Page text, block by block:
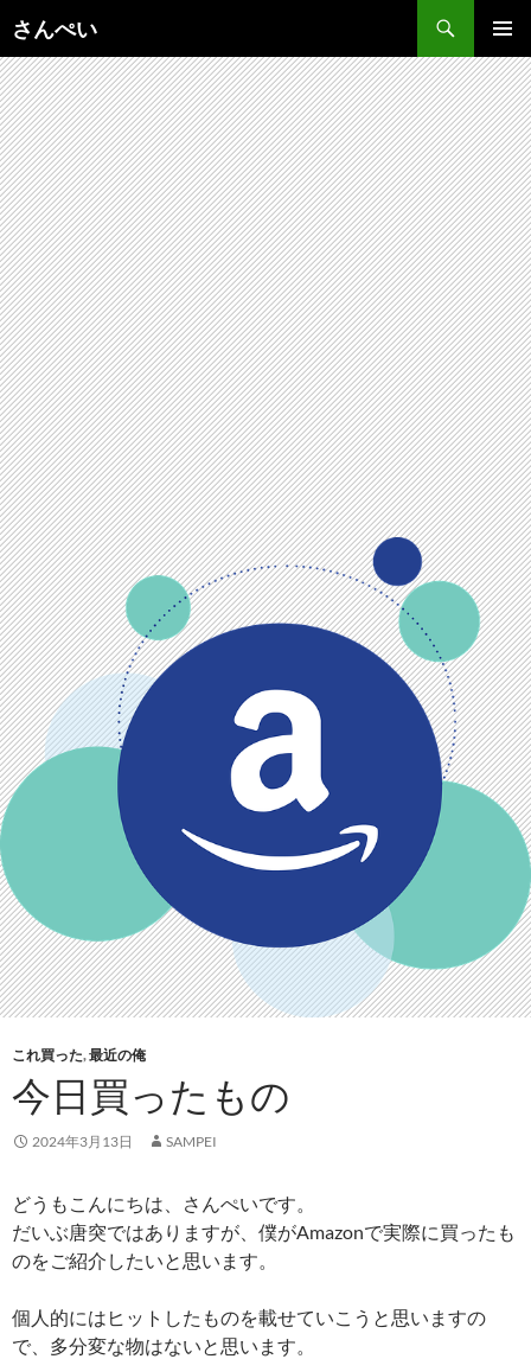
ン
テ
ン
ツ
へ
ス
キ
ッ
プ
さんぺい
メインメ
ニュー
これ買った,最近の俺
今日買ったもの
2024年3月13日 SAMPEI
どうもこんにちは、さんぺいです。
だいぶ唐突ではありますが、僕がAmazonで実際に買ったも
のをご紹介したいと思います。
個人的にはヒットしたものを載せていこうと思いますの
で、多分変な物はないと思います。